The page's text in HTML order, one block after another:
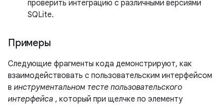
проверить интеграцию с различными версиями
SQLite.
Примеры
Следующие фрагменты кода демонстрируют, как
взаимодействовать с пользовательским интерфейсом
в инструментальном тесте пользовательского
интерфейса , который при щелчке по элементу